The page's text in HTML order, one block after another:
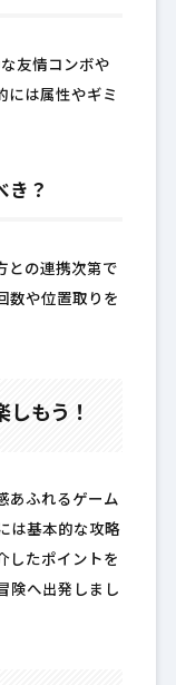
友情コンボや
には属性やギミ
き？
との連携次第で
数や位置取りを
しもう！
あふれるゲーム
は基本的な攻略
したポイントを
険へ出発しまし